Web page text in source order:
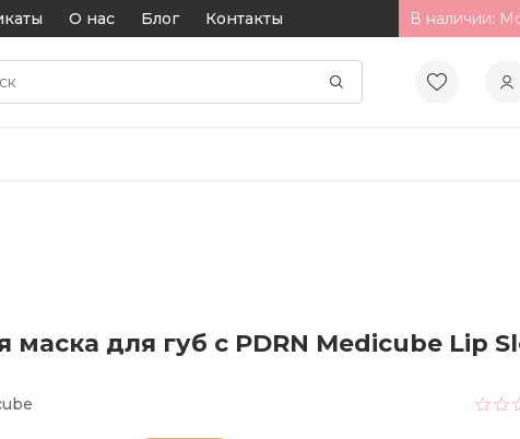
О нас Блог Контакты В наличии:
для губ с PDRN Medicube Lip